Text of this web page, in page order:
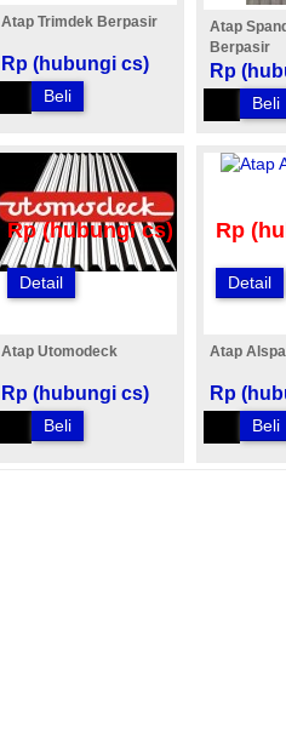
Atap Trimdek Berpasir
Rp (hubungi cs)
Beli
Atap
Berpasir
Rp
Beli
Rp (hubungi cs)
Detail
Atap Utomodeck
Rp (hubungi cs)
Beli
Rp
Detail
Atap
Rp
Beli